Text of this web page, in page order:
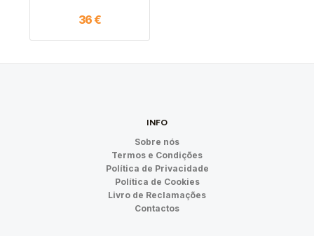
36€
INFO
Sobre nós
Termos e Condições
Política de Privacidade
Política de Cookies
Livro de Reclamações
Contactos